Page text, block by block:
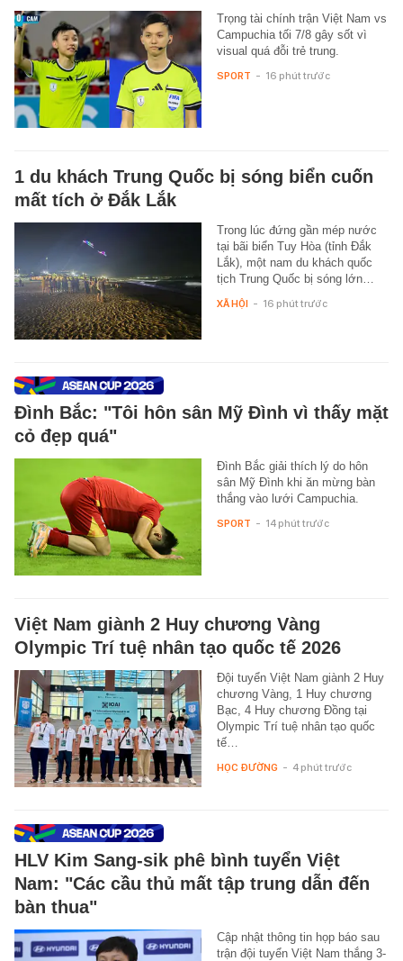
Trọng tài chính trận Việt Nam vs
Campuchia tối 7/8 gây sốt vì
visual quá đỗi trẻ trung.
SPORT - 16 phút trước
1 du khách Trung Quốc bị sóng biển cuốn
mất tích ở Đắk Lắk
Trong lúc đứng gần mép nước
tại bãi biển Tuy Hòa (tỉnh Đắk
Lắk), một nam du khách quốc
tịch Trung Quốc bị sóng lớn…
XÃ HỘI - 16 phút trước
Đình Bắc: "Tôi hôn sân Mỹ Đình vì thấy mặt
cỏ đẹp quá"
Đình Bắc giải thích lý do hôn
sân Mỹ Đình khi ăn mừng bàn
thắng vào lưới Campuchia.
SPORT - 14 phút trước
Việt Nam giành 2 Huy chương Vàng
Olympic Trí tuệ nhân tạo quốc tế 2026
Đội tuyển Việt Nam giành 2 Huy
chương Vàng, 1 Huy chương
Bạc, 4 Huy chương Đồng tại
Olympic Trí tuệ nhân tạo quốc
tế…
HỌC ĐƯỜNG - 4 phút trước
HLV Kim Sang-sik phê bình tuyển Việt
Nam: "Các cầu thủ mất tập trung dẫn đến
bàn thua"
Cập nhật thông tin họp báo sau
trận đội tuyển Việt Nam thắng 3-